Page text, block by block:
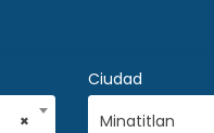
×
Ciudad
Minatitlan